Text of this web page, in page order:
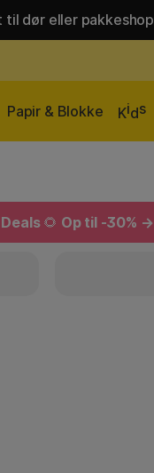
dør eller pakkeshop
Papir & Blokke Kids
🌻 Op til -30% →